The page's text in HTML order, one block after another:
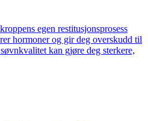
egen restitusjonsprosess
hormoner og gir deg overskudd til
kan gjøre deg sterkere,